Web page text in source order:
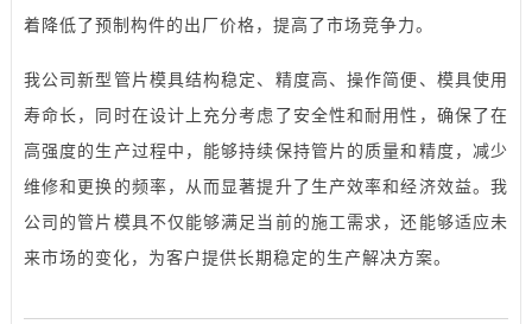
着降低了预制构件的出厂价格，提高了市场竞争力。
我公司新型管片模具结构稳定、精度高、操作简便、模具使用
寿命长，同时在设计上充分考虑了安全性和耐用性，确保了在
高强度的生产过程中，能够持续保持管片的质量和精度，减少
维修和更换的频率，从而显著提升了生产效率和经济效益。我
公司的管片模具不仅能够满足当前的施工需求，还能够适应未
来市场的变化，为客户提供长期稳定的生产解决方案。